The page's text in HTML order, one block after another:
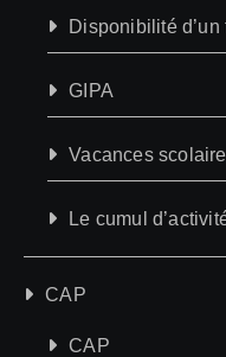
Disponibilité
GIPA
Vacances
Le cumul
CAP
CAP